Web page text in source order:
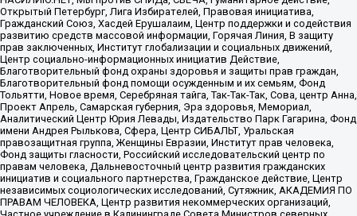
Открытый Петербург, Лига Избирателей, Правовая инициатива,
Гражданский Союз, Хасдей Ерушалаим, Центр поддержки и содействия
развитию средств массовой информации, Горячая Линия, В защиту
прав заключенных, Институт глобализации и социальных движений,
Центр социально-информационных инициатив Действие,
Благотворительный фонд охраны здоровья и защиты прав граждан,
Благотворительный фонд помощи осужденным и их семьям, Фонд
Тольятти, Новое время, Серебряная тайга, Так-Так-Так, Сова, центр Анна,
Проект Апрель, Самарская губерния, Эра здоровья, Мемориал,
Аналитический Центр Юрия Левады, Издательство Парк Гагарина, Фонд
имени Андрея Рылькова, Сфера, Центр СИБАЛЬТ, Уральская
правозащитная группа, Женщины Евразии, Институт прав человека,
Фонд защиты гласности, Российский исследовательский центр по
правам человека, Дальневосточный центр развития гражданских
инициатив и социального партнерства, Гражданское действие, Центр
независимых социологических исследований, Сутяжник, АКАДЕМИЯ ПО
ПРАВАМ ЧЕЛОВЕКА, Центр развития некоммерческих организаций,